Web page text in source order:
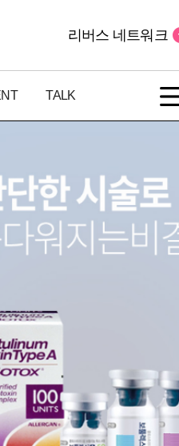
TALK
리버스 네트워크